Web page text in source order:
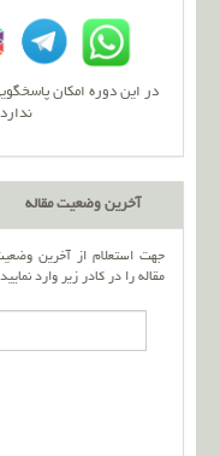
در این دوره امکان
آخرین وضعیت مقاله
جهت استعلام از آخرین
مقاله را در کادر زیر وارد